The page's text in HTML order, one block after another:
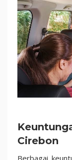
Cirebon
Berbagai